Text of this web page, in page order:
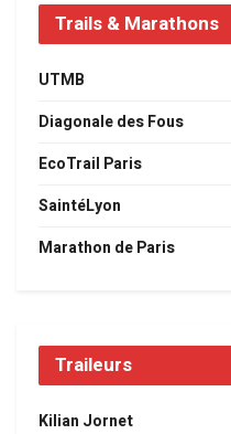
Trails & Marathons
UTMB
Diagonale des Fous
EcoTrail Paris
SaintéLyon
Marathon de Paris
Traileurs
Kilian Jornet